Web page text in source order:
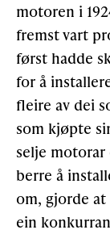
motoren i
fremst vart
først hadde
for å
fleire av dei
som kjøpte
selje
berre å
om, gjorde
ein